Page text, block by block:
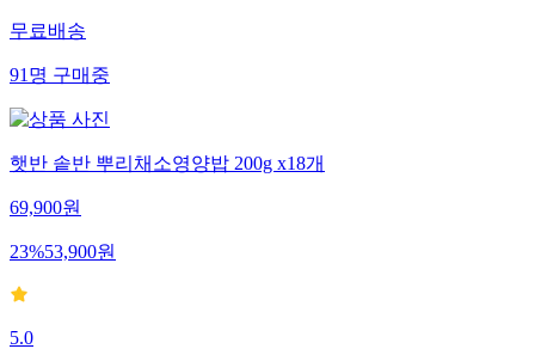
무료배송
91명구매중
햇반 솥반 뿌리채소영양밥 200g x18개
69,900원
23%53,900원
5.0